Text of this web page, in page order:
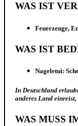
WAS IST
Feuerzeuge,
WAS IST
Nageletui:
In Deutschland
anderes Land
WAS MUSS